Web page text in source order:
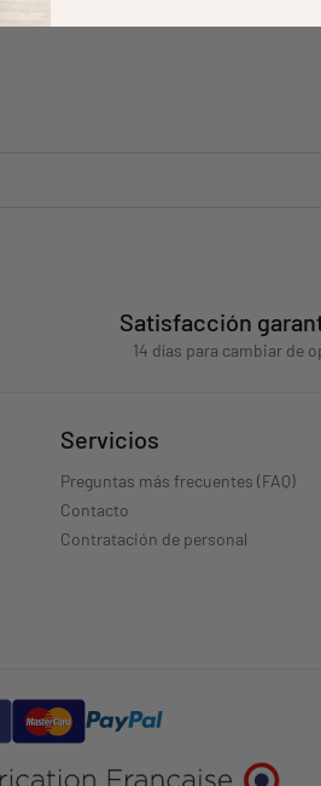
Satisfacción
14 días para cambiar de
Servicios
Preguntas más frecuentes (FAQ)
Contacto
Contratación de personal